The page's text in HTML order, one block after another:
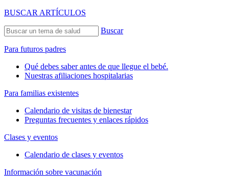
BUSCAR ARTÍCULOS
Buscar
Para futuros padres
Qué debes saber antes de que llegue el bebé.
Nuestras afiliaciones hospitalarias
Para familias existentes
Calendario de visitas de bienestar
Preguntas frecuentes y enlaces rápidos
Clases y eventos
Calendario de clases y eventos
Información sobre vacunación